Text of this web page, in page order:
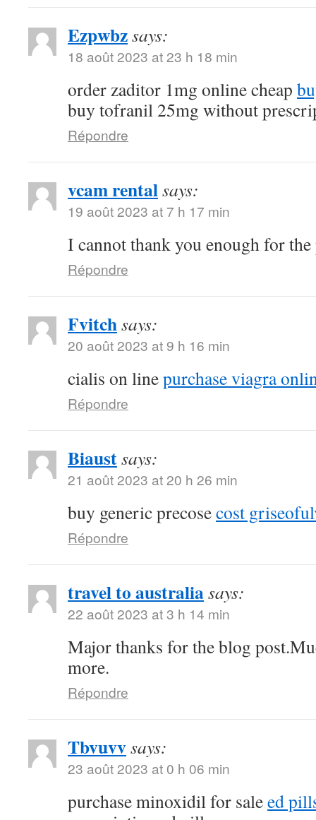
Ezpwbzsays:
18 août 2023 at 23 h 18 min
order zaditor 1mg online cheap
buy tofranil 25mg without
Répondre
vcam rentalsays:
19 août 2023 at 7 h 17 min
I cannot thank you enough for
Répondre
Fvitchsays:
20 août 2023 at 9 h 16 min
cialis on linepurchase viagra
Répondre
Biaustsays:
21 août 2023 at 20 h 26 min
buy generic precosecost
Répondre
travel to australiasays:
22 août 2023 at 3 h 14 min
Major thanks for the blog
more.
Répondre
Tbvuvvsays:
23 août 2023 at 0 h 06 min
purchase minoxidil for saleed